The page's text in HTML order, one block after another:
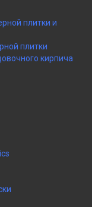
плитки и
плитки
кирпича